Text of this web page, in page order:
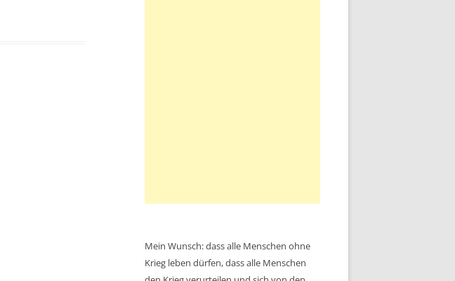
Mein Wunsch: dass alle Menschen ohne
Krieg leben dürfen, dass alle Menschen